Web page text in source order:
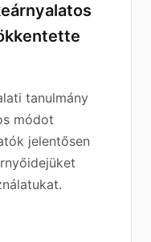
tanulmány
módot
jelentősen